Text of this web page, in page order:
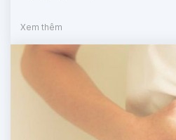
Xem thêm